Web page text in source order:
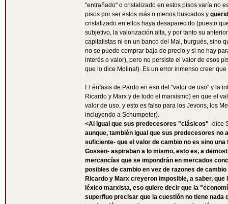
"entrañado" o cristalizado en estos pisos varía no
pisos por ser estos más o menos buscados y
cristalizado en ellos haya desaparecido (puesto
subjetivo, la valorización alta, y por tanto su
capitalistas ni en un banco del Mal, burgués, sino
no se puede comprar baja de precio y si no hay
interés o valor), pero no persiste el valor de esos
que lo dice Molina!). Es un error inmenso creer
El énfasis de Pardo en eso del "valor de uso" y la
Ricardo y Marx y de todo el marxismo) en que el
valor de uso, y esto es falso para los Jevons, los
incluyendo a Schumpeter).
<Al igual que sus predecesores "clásicos" -dice
aunque, también igual que sus predecesores
suficiente- que el valor de cambio no es sino
Gossen- aspiraban a lo mismo, esto es, a
mercancías que se impondrán en mercados
posibles de cambio en vez de razones de
Ricardo y Marx creyeron imposible, a saber,
léxico marxista, eso quiere decir que la
superfluo precisar que la cuestión no tiene